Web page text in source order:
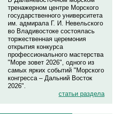
тренажерном центре Морского
государственного университета
им. адмирала Г. И. Невельского
во Владивостоке состоялась
торжественная церемония
открытия конкурса
профессионального мастерства
"Море зовет 2026", одного из
самых ярких событий "Морского
конгресса – Дальний Восток
2026".
статьи раздела